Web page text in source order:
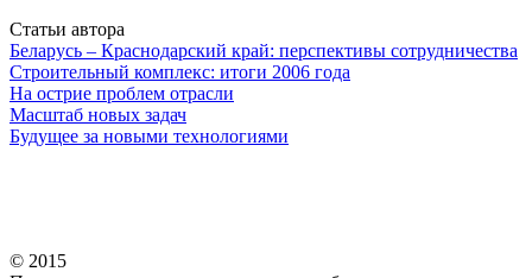
Статьи автора
Беларусь – Краснодарский край: перспективы сотрудничества
Строительный комплекс: итоги 2006 года
На острие проблем отрасли
Масштаб новых задач
Будущее за новыми технологиями
© 2015